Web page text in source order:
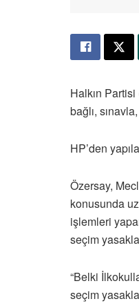
Halkın
bağlı,
HP’den
Özersay,
konusunda
işlemleri
seçim
“Belki
seçim